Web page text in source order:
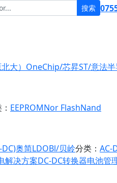
搜索
大） OneChip/芯昇ST/意法
EEPROMNor FlashNand
奥简LDOBl/贝岭分类： AC-
解决方案DC-DC转换器电池管